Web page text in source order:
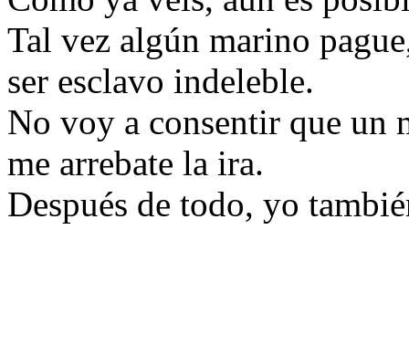
Tal vez algún marino
ser esclavo indeleble.
No voy a consentir que un
me arrebate la ira.
Después de todo, yo